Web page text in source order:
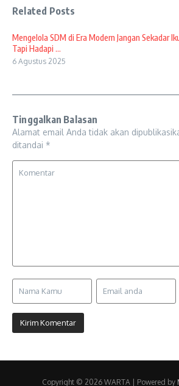
Related Posts
Mengelola SDM di Era Modern Jangan Sekadar
Tapi Hadapi ...
6 Agustus 2025
Tinggalkan Balasan
Alamat email Anda tidak akan
ditandai *
Copyright © 2026 WARTA | Powered by